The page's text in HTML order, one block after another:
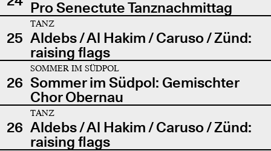
Pro Senectute Tanznachmittag
25
TANZ
Aldebs / Al Hakim / Caruso / Zünd:
raising flags
26
SOMMER IM SÜDPOL
Sommer im Südpol: Gemischter
Chor Obernau
26
TANZ
Aldebs / Al Hakim / Caruso / Zünd:
raising flags